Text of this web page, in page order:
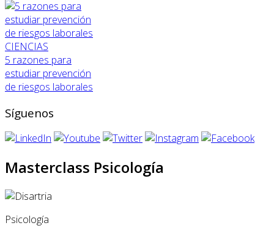
CIENCIAS
5 razones para
estudiar prevención
de riesgos laborales
Síguenos
Masterclass Psicología
Psicología